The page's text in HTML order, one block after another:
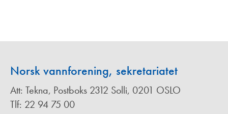
Norsk vannforening, sekretariatet
Att: Tekna, Postboks 2312 Solli, 0201 OSLO
Tlf: 22 94 75 00